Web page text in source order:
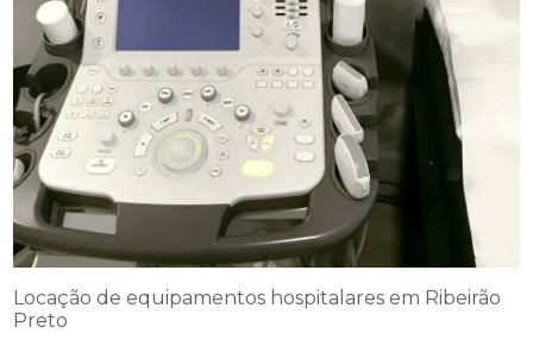
Locação de equipamentos hospitalares em Ribeirão
Preto